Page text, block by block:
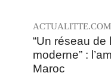
“Un réseau de
moderne” :
Maroc